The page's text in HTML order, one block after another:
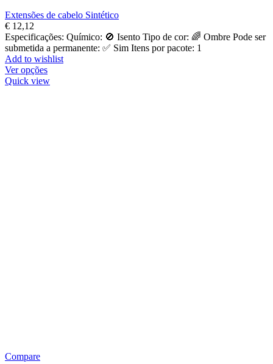
Extensões de cabelo Sintético
€ 12,12
Especificações: Químico: 🚫 Isento Tipo de cor: 🌈 Ombre Pode ser
submetida a permanente: ✅ Sim Itens por pacote: 1
Add to wishlist
Ver opções
Quick view
Compare